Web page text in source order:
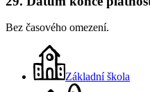
Bez časového omezení.
Základní škola